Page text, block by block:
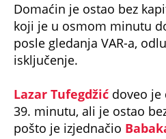
Domaćin je ostao bez
koji je u osmom minutu
posle gledanja VAR-a,
isključenje.
Lazar Tufegdžić doveo je
39. minutu, ali je ostao
pošto je izjednačio